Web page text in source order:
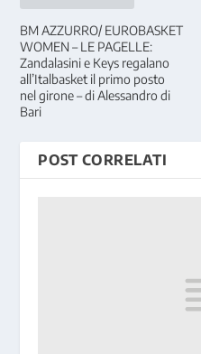
BM AZZURRO/ EUROBASKET
WOMEN – LE PAGELLE:
Zandalasini e Keys regalano
all’Italbasket il primo posto
nel girone – di Alessandro di
Bari
POST CORRELATI